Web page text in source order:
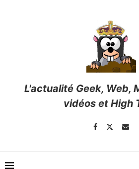
L'actualité Geek, Web,
vidéos et High